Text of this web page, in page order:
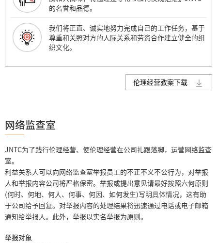
的名誉和品德。
我们将正直、诚实地努力完成自己的工作任务，基于
尊重和关照对方的人际关系和劳资合作建立健全的组
织文化。
伦理经营教案下载
网络监查室
JNTC为了践行伦理经营、使伦理经营在公司扎跟落脚，运营网络监查
室。
利益关系人可以向网络监查室举报员工的不正不义不公行为，对举报
人和举报内容公司将严格保密。举报或提出意见请最好按照六何原则
(何时、何地、何人、何事、何因、如何发生)写明具体情况，这有助
于公司给予回复。对举报内容的处理结果将迅速通过电话或电子邮箱
通知给举报人。此外，举报以实名举报为原则。
举报对象